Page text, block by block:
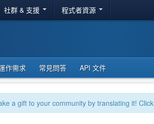
社群 & 支援 程式者資源
作需求 常見問答 API 文件
a gift to your community by translating it! Click